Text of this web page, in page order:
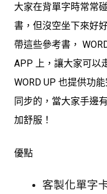
大家在背單字時常常
書，但沒空坐下來好
帶這些參考書，
APP 上，讓大家可以
WORD UP 也提供功
同步的，當大家手邊
加舒服！
優點
客製化單字